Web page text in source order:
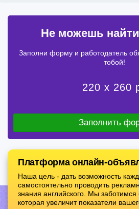
Не можешь
Заполни форму и работодатель
тобой!
220 x 260
Заполнить
Платформа онлайн-
Наша цель - дать возможность
самостоятельно проводить
знания английского. Мы
которая увеличит показатели